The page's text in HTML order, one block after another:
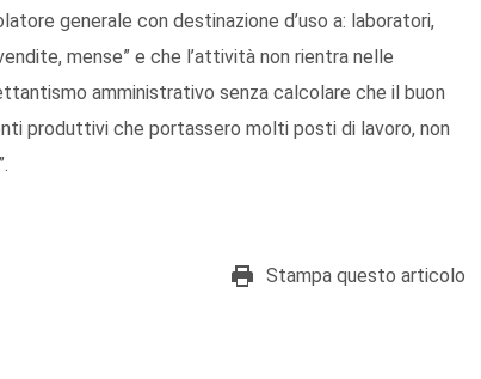
generale con destinazione d’uso a: laboratori,
mense” e che l’attività non rientra nelle
amministrativo senza calcolare che il buon
produttivi che portassero molti posti di lavoro, non
Stampa questo articolo